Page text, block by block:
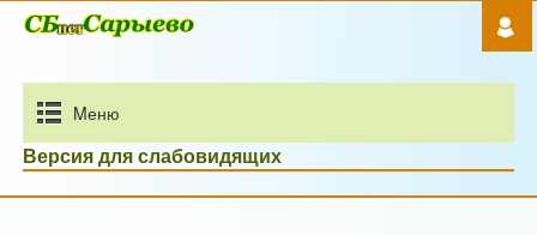
Mеню
Версия для слабовидящих